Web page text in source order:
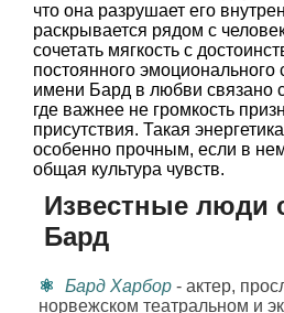
что она разрушает его
раскрывается рядом с
сочетать мягкость с
постоянного эмоционального
имени Бард в любви связано
где важнее не громкость
присутствия. Такая
особенно прочным, если в нем
общая культура чувств.
Известные люди
Бард
Бард Харбор - актер,
норвежском театральном и